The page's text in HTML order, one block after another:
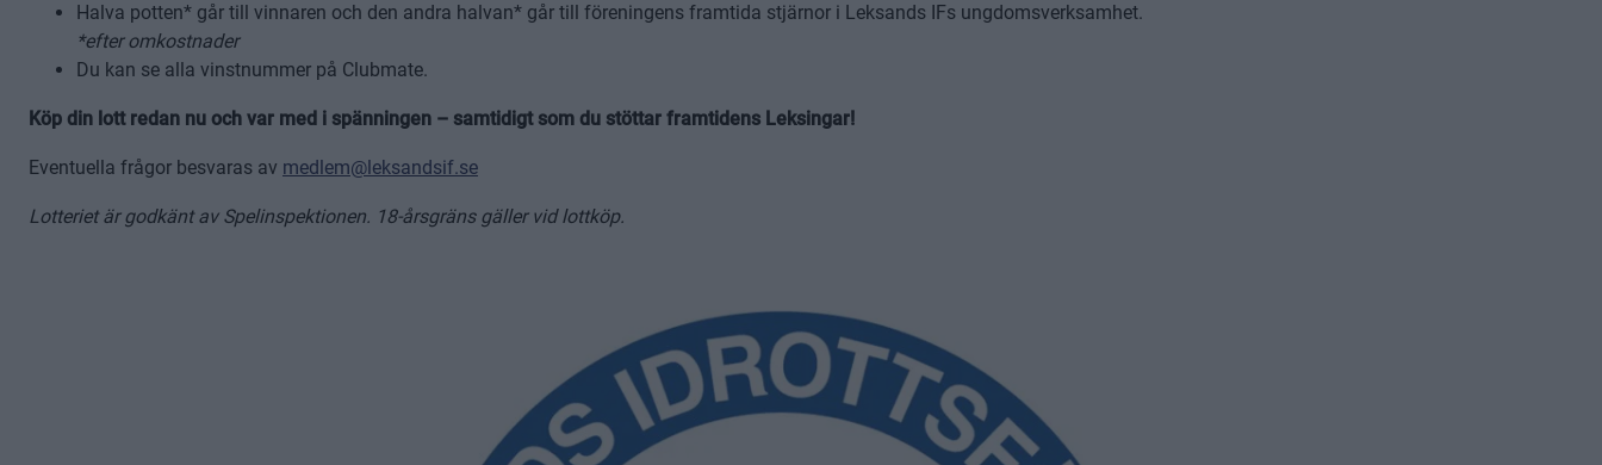
Halva potten* går till vinnaren och den andra halvan* går till föreningens framtida stjärnor i Leksands IFs ungdomsverksamhet.
*efter omkostnader
Du kan se alla vinstnummer på Clubmate.
Köp din lott redan nu och var med i spänningen – samtidigt som du stöttar framtidens Leksingar!
Eventuella frågor besvaras av medlem@leksandsif.se
Lotteriet är godkänt av Spelinspektionen. 18-årsgräns gäller vid lottköp.